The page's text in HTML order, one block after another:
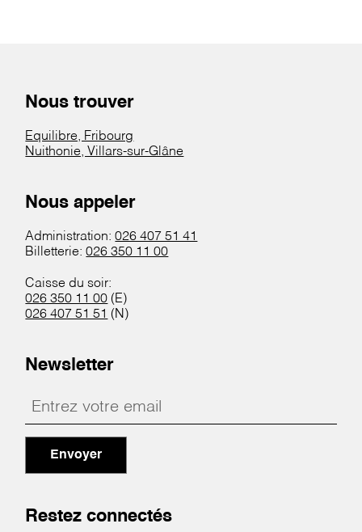
Nous trouver
Equilibre, Fribourg
Nuithonie, Villars-sur-Glâne
Nous appeler
Administration:026 407 51 41
Billetterie:026 350 11 00
Caisse du soir:
026 350 11 00 (E)
026 407 51 51 (N)
Newsletter
Envoyer
Restez connectés